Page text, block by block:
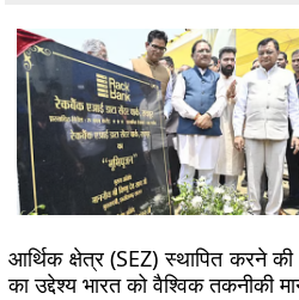
आर्थिक क्षेत्र (SEZ) स्थापित करने
का उद्देश्य भारत को वैश्विक तकनीकी